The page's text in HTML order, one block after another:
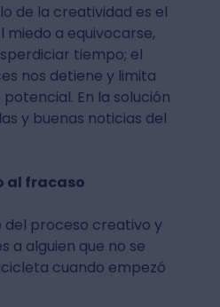
de la creatividad es el
miedo a equivocarse,
tiempo; el
nos detiene y limita
En la solución
y buenas noticias del
al fracaso
del proceso creativo y
a alguien que no se
cuando empezó